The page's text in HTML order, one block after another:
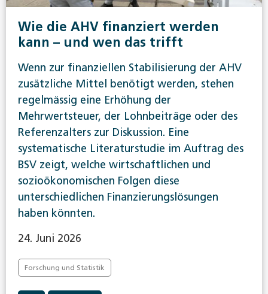
Wie die AHV finanziert werden
kann – und wen das trifft
Wenn zur finanziellen Stabilisierung der AHV
zusätzliche Mittel benötigt werden, stehen
regelmässig eine Erhöhung der
Mehrwertsteuer, der Lohnbeiträge oder des
Referenzalters zur Diskussion. Eine
systematische Literaturstudie im Auftrag des
BSV zeigt, welche wirtschaftlichen und
sozioökonomischen Folgen diese
unterschiedlichen Finanzierungslösungen
haben könnten.
24. Juni 2026
Forschung und Statistik